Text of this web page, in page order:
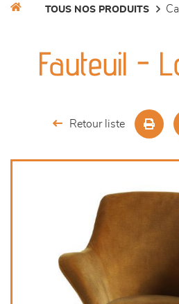
séjours
meubles de complément
cuisine & sur-mesure
décoration
TOUS NOS PRODUITS
Fauteuil -
Retour liste